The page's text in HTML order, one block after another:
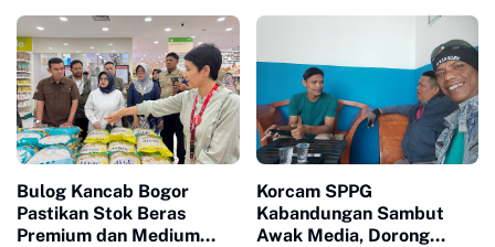
Bulog Kancab Bogor
Pastikan Stok Beras
Premium dan Medium
Korcam SPPG
Kabandungan Sambut
Awak Media, Dorong